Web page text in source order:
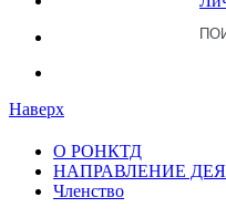
Наверх
О РОНКТД
НАПРАВЛЕНИЕ
Членство